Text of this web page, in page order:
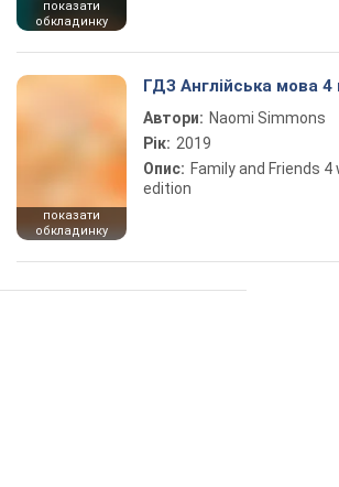
показати
обкладинку
показати
обкладинку
ГДЗ Англійська мова 4
Автори: Naomi Simmons
Рік: 2019
Опис: Family and Friends 4
edition